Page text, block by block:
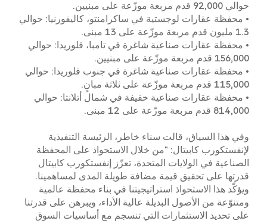
حوالي 92,000 قدم مربعة موزّعة على مبنيين.
• محفظة عقارات لوجستية في ساكرامنتو، كاليفورنيا: حوالي
1.3 مليون قدم مربعة موزّعة على 13 مبنى.
• محفظة عقارات صناعية شاغرة في تامبا، فلوريدا: حوالي
156,000 قدم مربعة موزّعة على مبنيين.
• محفظة عقارات صناعية شاغرة في جنوب فلوريدا: حوالي
115,000 قدم مربعة موزّعة على ثلاثة مبانٍ.
• محفظة عقارات صناعية خفيفة في شمال أتلانتا: حوالي
814,000 قدم مربعة موزّعة على 12 مبنى.
وفي هذا السياق، قالت سناء خاطر، الرئيسة التنفيذية
لإنفستكورب كابيتال: "من خلال الاستحواذ على المحفظة
الصناعية في الولايات المتحدة، تعزّز إنفستكورب كابيتال
قدرتها على تحقيق قيمة مضافة طويلة المدى لمساهمينا.
ويؤكّد هذا الاستحواذ استراتيجيتنا في بناء محفظة عالمية
ومتنوّعة من الأصول البديلة عالية الأداء، ويبرهن على قدرتنا
على تحديد الاستثمارات التي تنسجم مع أساسيات السوق